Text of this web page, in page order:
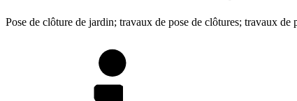
Pose de clôture de jardin; travaux de pose de clôtures; travaux de